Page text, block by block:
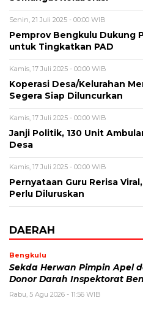
Senin, 21 Juli 2025 - 00:00 WIB
Pemprov Bengkulu Dukung
untuk Tingkatkan PAD
Kamis, 17 Juli 2025 - 00:00 WIB
Koperasi Desa/Kelurahan
Segera Siap Diluncurkan
Kamis, 17 Juli 2025 - 00:00 WIB
Janji Politik, 130 Unit
Desa
Kamis, 17 Juli 2025 - 00:00 WIB
Pernyataan Guru Rerisa
Perlu Diluruskan
DAERAH
Bengkulu
Sekda Herwan Pimpin Apel
Donor Darah Inspektorat
Rabu, 5 Agu 2026 - 11:56 WIB